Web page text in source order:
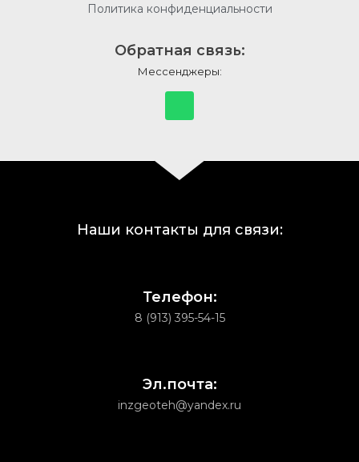
Политика конфиденциальности
Обратная связь:
Мессенджеры:
Наши контакты для связи:
Телефон:
8 (913) 395-54-15
Эл.почта:
inzgeoteh@yandex.ru